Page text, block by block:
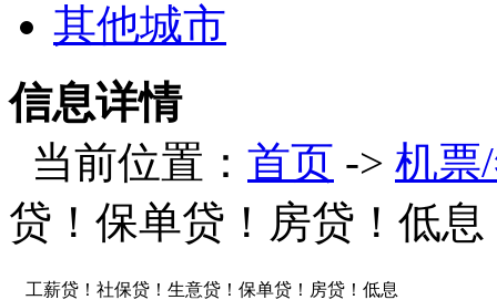
其他城市
信息详情
当前位置： 首页 -> 机票
贷！保单贷！房贷！低息
工薪贷！社保贷！生意贷！保单贷！房贷！低息